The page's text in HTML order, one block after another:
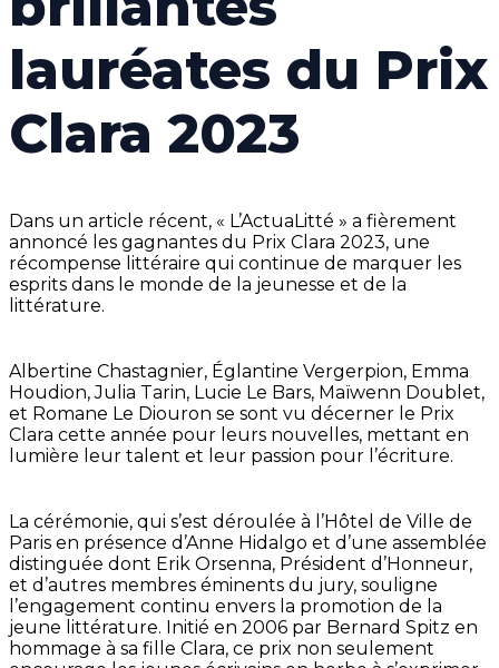
lauréates du Prix
Clara 2023
Dans un article récent, « L’ActuaLitté » a fièrement
annoncé les gagnantes du Prix Clara 2023, une
récompense littéraire qui continue de marquer les
esprits dans le monde de la jeunesse et de la
littérature.
Albertine Chastagnier, Églantine Vergerpion, Emma
Houdion, Julia Tarin, Lucie Le Bars, Maïwenn Doublet,
et Romane Le Diouron se sont vu décerner le Prix
Clara cette année pour leurs nouvelles, mettant en
lumière leur talent et leur passion pour l’écriture.
La cérémonie, qui s’est déroulée à l’Hôtel de Ville de
Paris en présence d’Anne Hidalgo et d’une assemblée
distinguée dont Erik Orsenna, Président d’Honneur,
et d’autres membres éminents du jury, souligne
l’engagement continu envers la promotion de la
jeune littérature. Initié en 2006 par Bernard Spitz en
hommage à sa fille Clara, ce prix non seulement